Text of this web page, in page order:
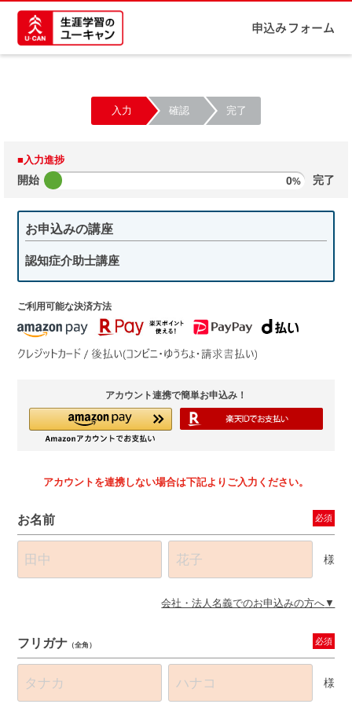
申込みフォーム
入力 確認 完了
■入力進捗
開始 0% 完了
ご利用可能な決済方法
アカウント連携で簡単お申込み！
アカウントを連携しない場合は下記よりご入力ください。
お申込みの講座
認知症介助士講座
お名前 必須
様
会社・法人名義でのお申込みの方へ
フリガナ （全角） 必須
様